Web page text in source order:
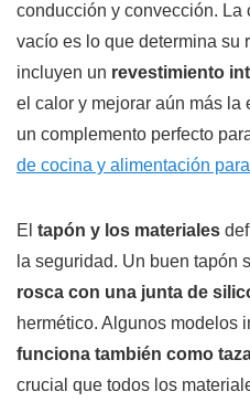
conducción y convección. La
vacío es lo que determina su
incluyen un revestimiento
el calor y mejorar aún más
un complemento perfecto
de cocina y alimentación
El tapón y los materiales
la seguridad. Un buen tapón
rosca con una junta de
hermético. Algunos modelos
funciona también como
crucial que todos los